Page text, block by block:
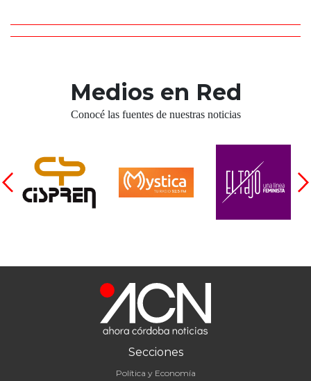
Medios en Red
Conocé las fuentes de nuestras noticias
Secciones
Política y Economía